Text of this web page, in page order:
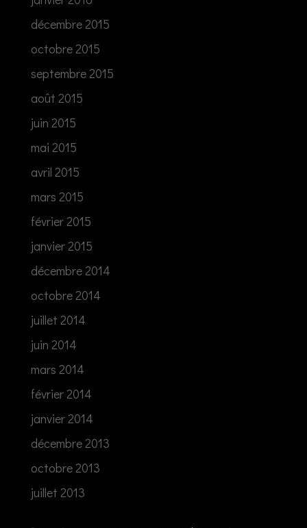
décembre 2015
octobre 2015
septembre 2015
août 2015
juin 2015
mai 2015
avril 2015
mars 2015
février 2015
janvier 2015
décembre 2014
octobre 2014
juillet 2014
juin 2014
mars 2014
février 2014
janvier 2014
décembre 2013
octobre 2013
juillet 2013